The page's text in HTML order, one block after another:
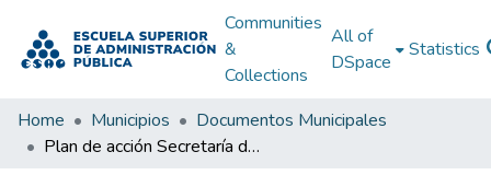
Communities
&
Collections
All of
DSpace
Statistics
Home Municipios
Documentos Municipales
Plan de acción Secretaría de Planeación San Marcos Sucre 2013